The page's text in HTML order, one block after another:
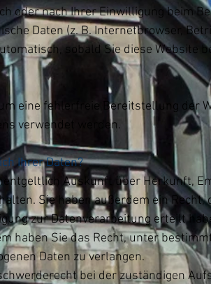
oder nach Ihrer Einwilligung beim
Daten (z. B. Internetbrowser,
sobald Sie diese Website
eine fehlerfreie Bereitstellung der
verwendet werden.
Ihrer Daten?
Auskunft über Herkunft,
Sie haben außerdem ein
zur Datenverarbeitung erteilt
haben Sie das Recht, unter
Daten zu verlangen.
bei der zuständigen